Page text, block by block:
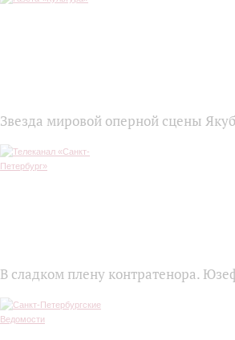
Звезда мировой оперной сцены
В сладком плену контратенора.